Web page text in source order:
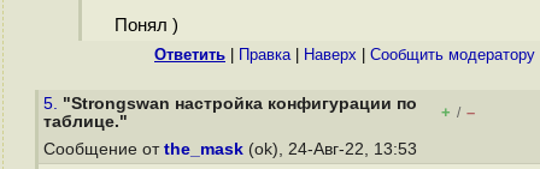
Понял )
Ответить Правка| Наверх Cообщить модератору
5. "Strongswan настройка конфигурации по
таблице."
+ / –
Сообщение от the_mask (ok), 24-Авг-22, 13:53